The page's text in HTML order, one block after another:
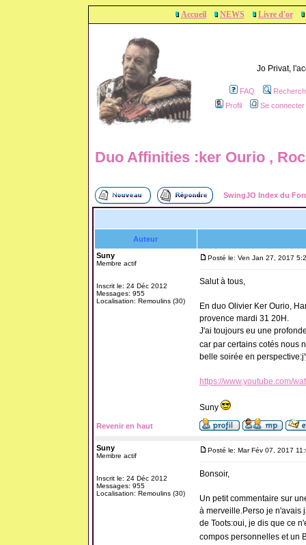
Accueil NEWS Livre d'or
Jo Privat,
FAQ
Profil
Se
Duo Affinities :ker Ourio ,
SwingJO Index du
Auteur
Suny
Membre actif
Inscrit le: 24 Déc 2012
Messages: 955
Localisation: Remoulins (30)
Posté le: Ven Jan 27, 2017
Salut à tous,
En duo Olivier Ker Ourio,
provence mardi 31 20H.
J'ai toujours eu une
car par certains cotés nous
belle soirée en
https://www.youtube.com/
Suny
Revenir en haut
Suny
Membre actif
Inscrit le: 24 Déc 2012
Messages: 955
Localisation: Remoulins (30)
Posté le: Mar Fév 07, 2017
Bonsoir,
Un petit commentaire sur
à merveille.Perso je n'avais
de Toots:oui, je dis que ce
compos personnelles et un